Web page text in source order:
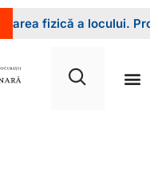
fizică a locului.